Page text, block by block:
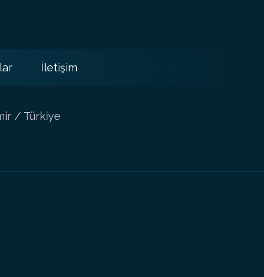
İletişim
/ Türkiye